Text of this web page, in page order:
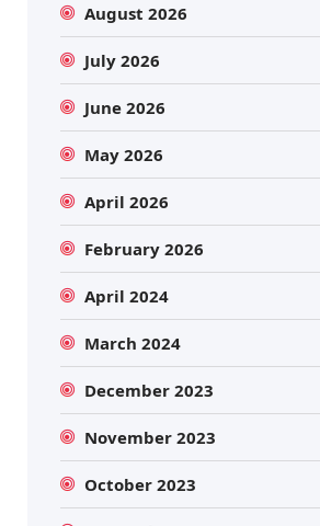
August 2026
July 2026
June 2026
May 2026
April 2026
February 2026
April 2024
March 2024
December 2023
November 2023
October 2023